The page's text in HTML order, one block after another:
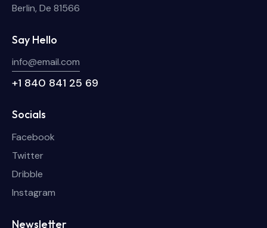
Berlin, De 81566
Say Hello
info@email.com
+1 840 841 25 69
Socials
Facebook
Twitter
Dribble
Instagram
Newsletter